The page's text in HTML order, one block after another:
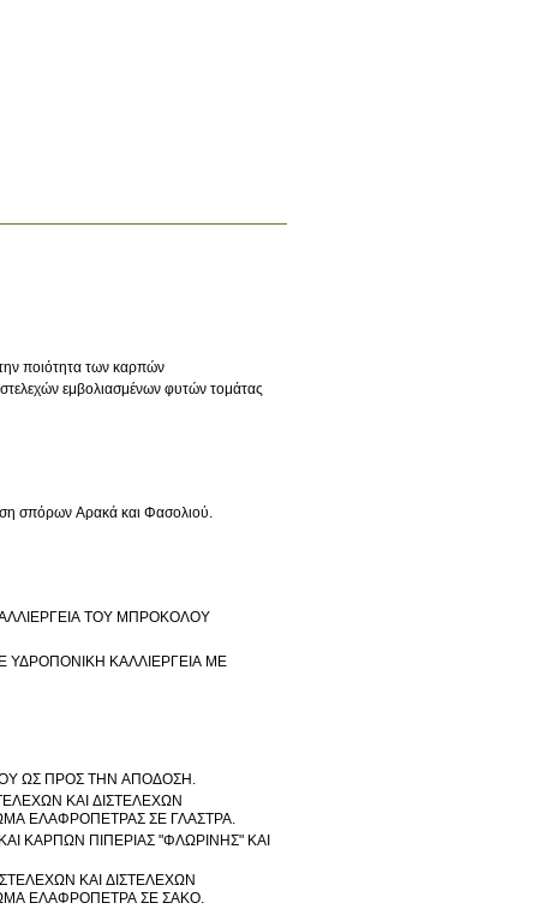
ποιότητα των καρπών
εμβολιασμένων φυτών τομάτας
και των σπόρων στη φύτρωση σπόρων Αρακά και Φασολιού.
ΤΟΥ ΜΠΡΟΚΟΛΟΥ
ΥΔΡΟΠΟΝΙΚΗ ΚΑΛΛΙΕΡΓΕΙΑ ΜΕ
ΩΣ ΠΡΟΣ ΤΗΝ ΑΠΟΔΟΣΗ.
ΚΑΙ ΔΙΣΤΕΛΕΧΩΝ
ΕΛΑΦΡΟΠΕΤΡΑΣ ΣΕ ΓΛΑΣΤΡΑ.
ΚΑΡΠΩΝ ΠΙΠΕΡΙΑΣ "ΦΛΩΡΙΝΗΣ" ΚΑΙ
ΚΑΙ ΔΙΣΤΕΛΕΧΩΝ
ΕΛΑΦΡΟΠΕΤΡΑ ΣΕ ΣΑΚΟ.